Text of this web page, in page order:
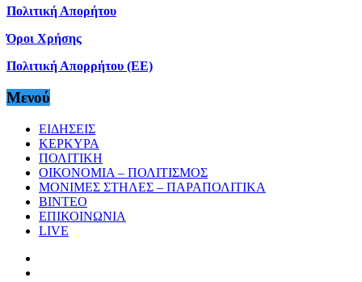
Πολιτική Απορήτου
Όροι Χρήσης
Πολιτική Απορρήτου (ΕΕ)
Μενού
ΕΙΔΗΣΕΙΣ
ΚΕΡΚΥΡΑ
ΠΟΛΙΤΙΚΗ
ΟΙΚΟΝΟΜΙΑ – ΠΟΛΙΤΙΣΜΟΣ
ΜΟΝΙΜΕΣ ΣΤΗΛΕΣ – ΠΑΡΑΠΟΛΙΤΙΚΑ
ΒΙΝΤΕΟ
ΕΠΙΚΟΙΝΩΝΙΑ
LIVE